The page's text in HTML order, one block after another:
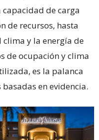
de carga
de recursos, hasta
y la energía de
de ocupación y clima
es la palanca
en evidencia.